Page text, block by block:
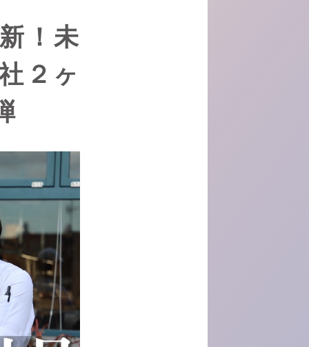
！未
２ヶ